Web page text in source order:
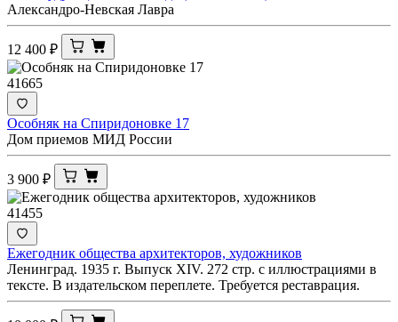
Александро-Невская Лавра
12 400 ₽
41665
Особняк на Спиридоновке 17
Дом приемов МИД России
3 900 ₽
41455
Ежегодник общества архитекторов, художников
Ленинград. 1935 г. Выпуск XIV. 272 стр. с иллюстрациями в
тексте. В издательском переплете. Требуется реставрация.